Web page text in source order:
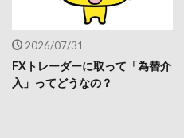
2026/07/31
FXトレーダーに取って「為替介
入」ってどうなの？